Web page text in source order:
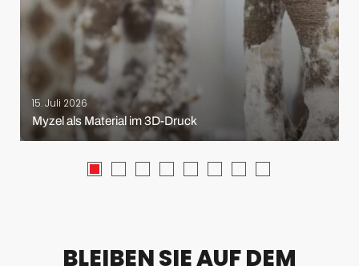
15. Juli 2026
Myzel als Material im 3D-Druck
BLEIBEN SIE AUF DEM